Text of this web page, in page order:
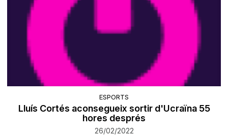
ESPORTS
Lluís Cortés aconsegueix sortir d'Ucraïna 55
hores després
26/02/2022